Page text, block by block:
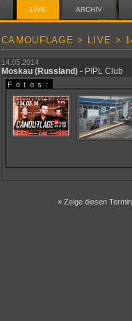
LIVE ARCHIV
CAMOUFLAGE > LIVE >
14.05.2014
Moskau (Russland) - P!PL Club
Fotos:
» Zeige diesen